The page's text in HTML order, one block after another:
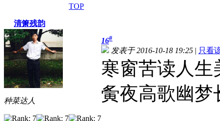
TOP
清箫残韵
种菜达人
16#
发表于 2016-10-18 19:25 | 只看
寒窗苦读人生
夤夜高歌幽梦